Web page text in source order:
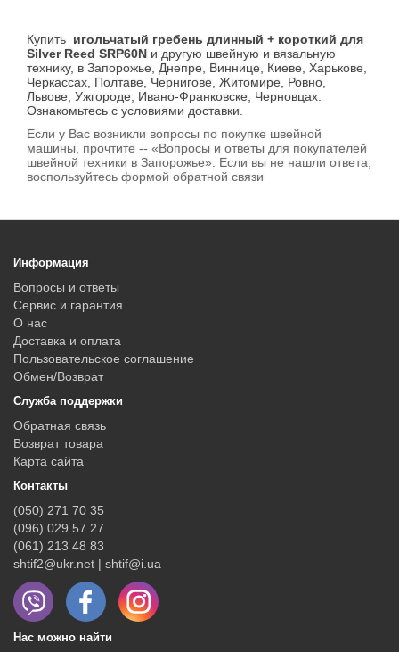
Купить игольчатый гребень длинный + короткий для
Silver Reed SRP60N и другую швейную и вязальную
технику, в Запорожье, Днепре, Виннице, Киеве, Харькове,
Черкассах, Полтаве, Чернигове, Житомире, Ровно,
Львове, Ужгороде, Ивано-Франковске, Черновцах.
Ознакомьтесь с условиями доставки.
Если у Вас возникли вопросы по покупке швейной
машины, прочтите -- «Вопросы и ответы для покупателей
швейной техники в Запорожье». Если вы не нашли ответа,
воспользуйтесь формой обратной связи
Информация
Вопросы и ответы
Сервис и гарантия
О нас
Доставка и оплата
Пользовательское соглашение
Обмен/Возврат
Служба поддержки
Обратная связь
Возврат товара
Карта сайта
Контакты
(050) 271 70 35
(096) 029 57 27
(061) 213 48 83
shtif2@ukr.net | shtif@i.ua
Нас можно найти